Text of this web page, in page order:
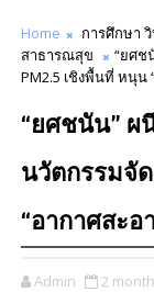
Home การศึกษา
สาธารณสุข
“ยศช
PM2.5 เชิงพื้นที่ หนุน
“ยศชนัน” ผ
นวัตกรรมจั
“อากาศสะ
Admin 2